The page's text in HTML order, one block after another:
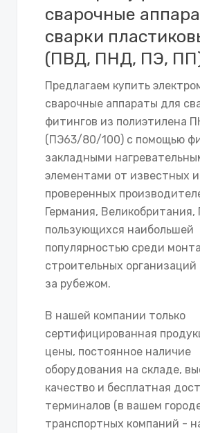
сварочные
сварки
(ПВД, ПНД, ПЭ,
Предлагаем купить
сварочные аппараты для
фитингов из полиэтилена
(ПЭ63/80/100) с помощью
закладными
элементами от известных и
проверенных
Германия, Великобритания,
пользующихся наибольшей
популярностью среди
строительных организаций
за рубежом.
В нашей компании только
сертифицированная
цены, постоянное наличие
оборудования на складе,
качество и бесплатная
терминалов (в вашем
транспортных компаний -